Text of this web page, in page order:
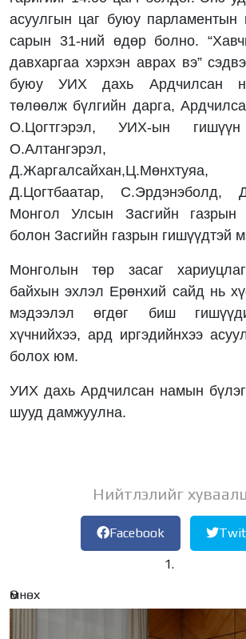
асуулгын цаг буюу парламентын
сарын 31-ний өдөр болно.
давхаргаа хэрхэн аврах вэ”
буюу УИХ дахь Ардчилсан
төлөөлж бүлгийн дарга,
О.Цогтгэрэл, УИХ-ын гишүүн
О.Алтангэрэл,
Д.Цогтбаатар, С.Эрдэнэболд,
Монгол Улсын Засгийн газрын
болон Засгийн газрын гишүүдтэй
Монголын төр засаг
байхын эхлэл Ерөнхий сайд нь
мэдээлэл өгдөг биш
хүчнийхээ, ард иргэдийнхээ
болох юм.
УИХ дахь Ардчилсан намын бүлэг
шууд дамжуулна.
Нийтлэлийг
Facebook
Өмнөх